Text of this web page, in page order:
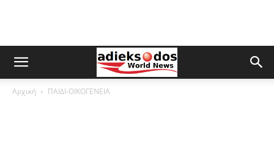
Αρχική ΠΑΙΔΙ-ΟΙΚΟΓΕΝΕΙΑ